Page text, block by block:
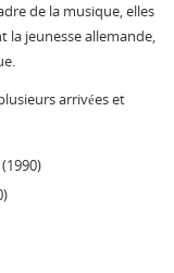
de la musique, elles
la jeunesse allemande,
arrivées et